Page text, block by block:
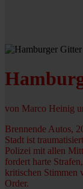
von Marco Heinig
Brennende Autos,
Stadt ist
Polizei mit allen
fordert harte
kritischen Stimmen
Order.